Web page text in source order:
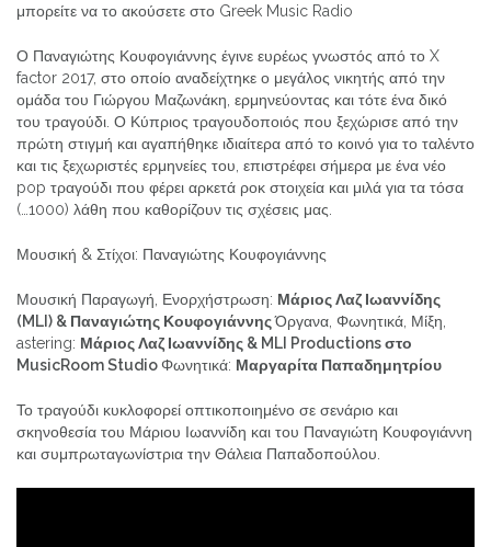
μπορείτε να το ακούσετε στο Greek Music Radio
Ο Παναγιώτης Κουφογιάννης έγινε ευρέως γνωστός από το X
factor 2017, στο οποίο αναδείχτηκε ο μεγάλος νικητής από την
ομάδα του Γιώργου Μαζωνάκη, ερμηνεύοντας και τότε ένα δικό
του τραγούδι. Ο Κύπριος τραγουδοποιός που ξεχώρισε από την
πρώτη στιγμή και αγαπήθηκε ιδιαίτερα από το κοινό για το ταλέντο
και τις ξεχωριστές ερμηνείες του, επιστρέφει σήμερα με ένα νέο
pop τραγούδι που φέρει αρκετά ροκ στοιχεία και μιλά για τα τόσα
(…1000) λάθη που καθορίζουν τις σχέσεις μας.
Μουσική & Στίχοι: Παναγιώτης Κουφογιάννης
Μουσική Παραγωγή, Ενορχήστρωση: Μάριος Λαζ Ιωαννίδης
(MLI) & Παναγιώτης ΚουφογιάννηςΌργανα, Φωνητικά, Μίξη,
astering: Μάριος Λαζ Ιωαννίδης & MLI Productions στο
MusicRoom StudioΦωνητικά: Μαργαρίτα Παπαδημητρίου
Το τραγούδι κυκλοφορεί οπτικοποιημένο σε σενάριο και
σκηνοθεσία του Μάριου Ιωαννίδη και του Παναγιώτη Κουφογιάννη
και συμπρωταγωνίστρια την Θάλεια Παπαδοπούλου.